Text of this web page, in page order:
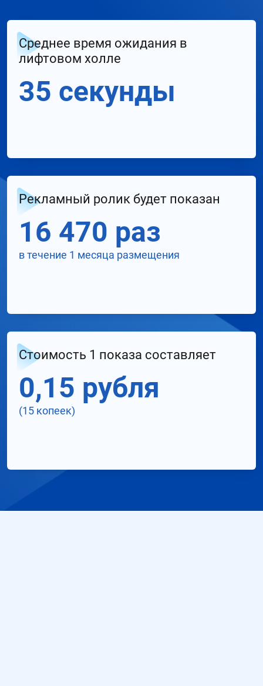
Среднее время ожидания в
лифтовом холле
35 секунды
Рекламный ролик будет показан
16 470 раз
в течение 1 месяца размещения
Стоимость 1 показа составляет
0,15 рубля
(15 копеек)